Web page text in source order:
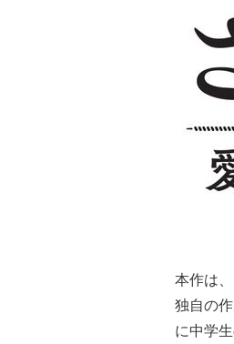
本作は
独自の
に中学